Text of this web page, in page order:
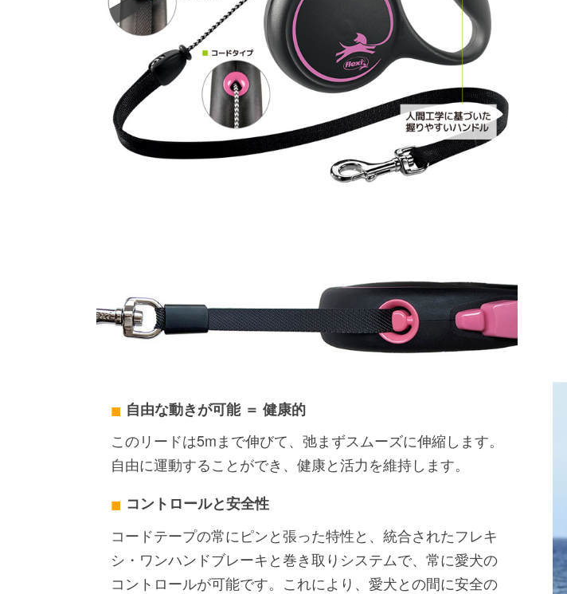
自由な動きが可能 ＝ 健康的
このリードは5mまで伸びて、弛まずスムーズに伸縮します。
自由に運動することができ、健康と活力を維持します。
コントロールと安全性
コードテープの常にピンと張った特性と、統合されたフレキ
シ・ワンハンドブレーキと巻き取りシステムで、常に愛犬の
コントロールが可能です。これにより、愛犬との間に安全の